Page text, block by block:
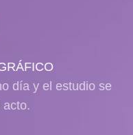
día y el estudio se
acto.